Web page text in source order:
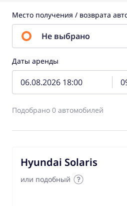
Место получения / возврата
Не выбрано
Даты аренды
Подобрано 0 автомобилей
Hyundai Solaris
или подобный